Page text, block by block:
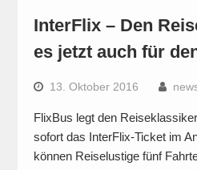
InterFlix – Den
es jetzt auch für
13. Oktober 2016
FlixBus legt den
sofort das InterFlix-Ticket im
können Reiselustige fünf